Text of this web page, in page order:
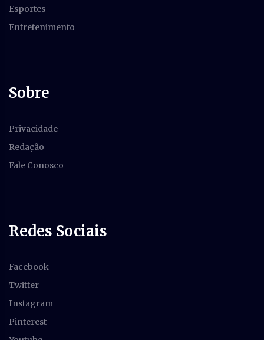
Esportes
Entretenimento
Sobre
Privacidade
Redação
Fale Conosco
Redes Sociais
Facebook
Twitter
Instagram
Pinterest